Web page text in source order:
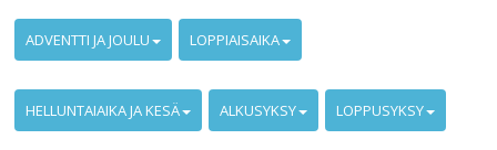
ADVENTTI JA JOULU LOPPIAISAIKA
HELLUNTAIAIKA JA KESÄ ALKUSYKSY LOPPUSYKSY